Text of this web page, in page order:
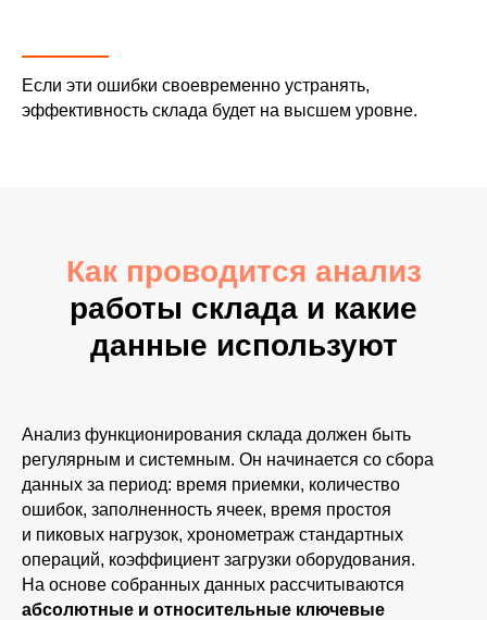
Если эти ошибки своевременно устранять,
эффективность склада будет на высшем уровне.
Как проводится анализ
работы склада и какие
данные используют
Анализ функционирования склада должен быть
регулярным и системным. Он начинается со сбора
данных за период: время приемки, количество
ошибок, заполненность ячеек, время простоя
и пиковых нагрузок, хронометраж стандартных
операций, коэффициент загрузки оборудования.
На основе собранных данных рассчитываются
абсолютные и относительные ключевые